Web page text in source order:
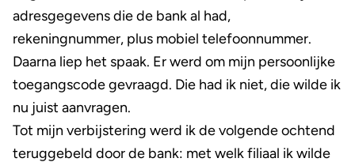
adresgegevens die de bank al had,
rekeningnummer, plus mobiel telefoonnummer.
Daarna liep het spaak. Er werd om mijn persoonlijke
toegangscode gevraagd. Die had ik niet, die wilde ik
nu juist aanvragen.
Tot mijn verbijstering werd ik de volgende ochtend
teruggebeld door de bank: met welk filiaal ik wilde